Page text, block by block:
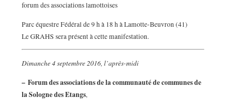
forum des associations lamottoises
Parc équestre Fédéral de 9 h à 18 h à Lamotte-Beuvron (41)
Le GRAHS sera présent à cette manifestation.
Dimanche 4 septembre 2016, l’après-midi
– Forum des associations de la communauté de communes de
la Sologne des Etangs,